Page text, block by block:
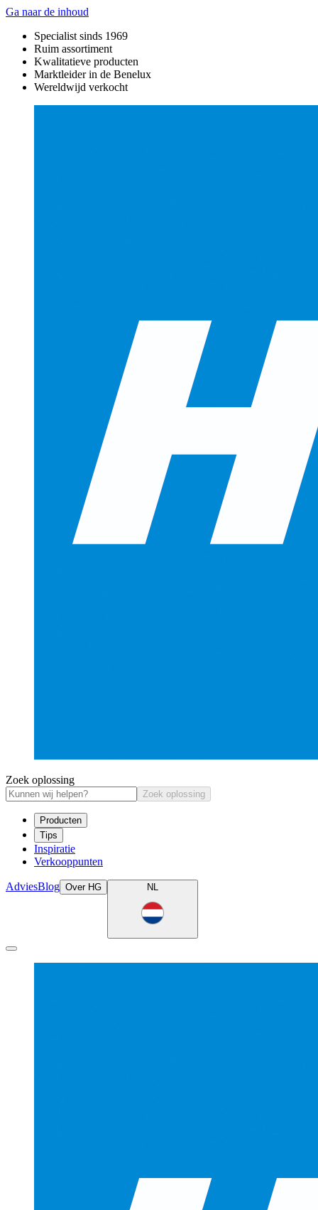
Ga naar de inhoud
Specialist sinds 1969
Ruim assortiment
Kwalitatieve producten
Marktleider in de Benelux
Wereldwijd verkocht
Zoek oplossing
Zoek oplossing
Producten
Tips
Inspiratie
Verkooppunten
AdviesBlog Over HG NL